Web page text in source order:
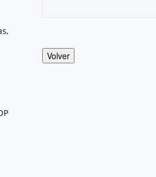
Volver